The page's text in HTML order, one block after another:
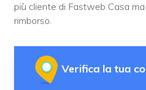
più cliente di Fastweb Casa
rimborso.
Verifica la tua